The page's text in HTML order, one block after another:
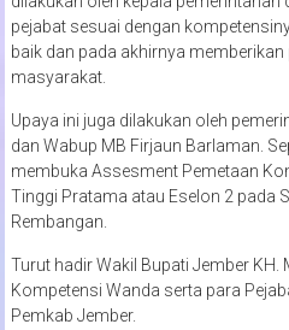
pejabat sesuai dengan
baik dan pada akhirnya
masyarakat.
Upaya ini juga dilakukan oleh
dan Wabup MB Firjaun Barlaman.
membuka Assesment Pemetaan
Tinggi Pratama atau Eselon 2 pada
Rembangan.
Turut hadir Wakil Bupati Jember
Kompetensi Wanda serta para
Pemkab Jember.